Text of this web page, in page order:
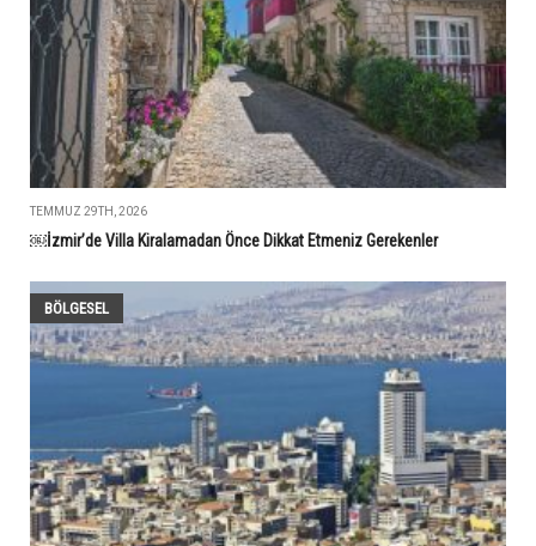
TEMMUZ 29TH, 2026
￼İzmir’de Villa Kiralamadan Önce Dikkat Etmeniz Gerekenler
BÖLGESEL